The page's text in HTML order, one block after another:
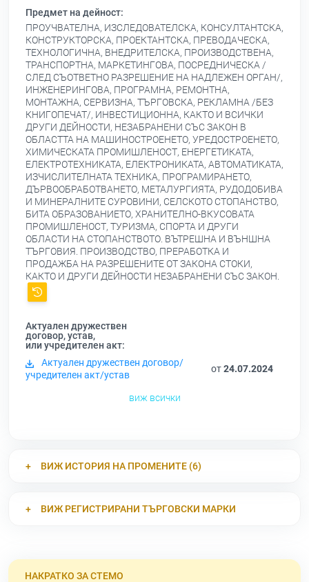
Предмет на дейност:
ПРОУЧВАТЕЛНА, ИЗСЛЕДОВАТЕЛСКА, КОНСУЛТАНТСКА,
КОНСТРУКТОРСКА, ПРОЕКТАНТСКА, ПРЕВОДАЧЕСКА,
ТЕХНОЛОГИЧНА, ВНЕДРИТЕЛСКА, ПРОИЗВОДСТВЕНА,
ТРАНСПОРТНА, МАРКЕТИНГОВА, ПОСРЕДНИЧЕСКА /
СЛЕД СЪОТВЕТНО РАЗРЕШЕНИЕ НА НАДЛЕЖЕН ОРГАН/,
ИНЖЕНЕРИНГОВА, ПРОГРАМНА, РЕМОНТНА,
МОНТАЖНА, СЕРВИЗНА, ТЪРГОВСКА, РЕКЛАМНА /БЕЗ
КНИГОПЕЧАТ/, ИНВЕСТИЦИОННА, КАКТО И ВСИЧКИ
ДРУГИ ДЕЙНОСТИ, НЕЗАБРАНЕНИ СЪС ЗАКОН В
ОБЛАСТТА НА МАШИНОСТРОЕНЕТО, УРЕДОСТРОЕНЕТО,
ХИМИЧЕСКАТА ПРОМИШЛЕНОСТ, ЕНЕРГЕТИКАТА,
ЕЛЕКТРОТЕХНИКАТА, ЕЛЕКТРОНИКАТА, АВТОМАТИКАТА,
ИЗЧИСЛИТЕЛНАТА ТЕХНИКА, ПРОГРАМИРАНЕТО,
ДЪРВООБРАБОТВАНЕТО, МЕТАЛУРГИЯТА, РУДОДОБИВА
И МИНЕРАЛНИТЕ СУРОВИНИ, СЕЛСКОТО СТОПАНСТВО,
БИТА ОБРАЗОВАНИЕТО, ХРАНИТЕЛНО-ВКУСОВАТА
ПРОМИШЛЕНОСТ, ТУРИЗМА, СПОРТА И ДРУГИ
ОБЛАСТИ НА СТОПАНСТВОТО. ВЪТРЕШНА И ВЪНШНА
ТЪРГОВИЯ. ПРОИЗВОДСТВО, ПРЕРАБОТКА И
ПРОДАЖБА НА РАЗРЕШЕНИТЕ ОТ ЗАКОНА СТОКИ,
КАКТО И ДРУГИ ДЕЙНОСТИ НЕЗАБРАНЕНИ СЪС ЗАКОН.
Актуален дружествен
договор, устав,
или учредителен акт:
Актуален дружествен договор/
учредителен акт/устав
от24.07.2024
виж всички
ВИЖ ИСТОРИЯ НА ПРОМЕНИТЕ (6)
ВИЖ РЕГИСТРИРАНИ ТЪРГОВСКИ МАРКИ
НАКРАТКО ЗА СТЕМО